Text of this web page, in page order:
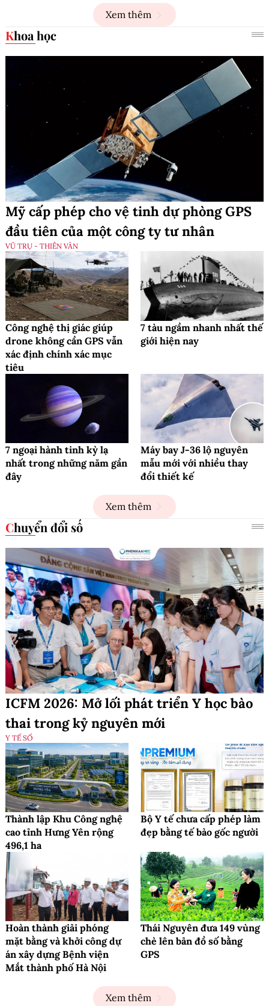
Xem thêm
Khoa học
Mỹ cấp phép cho vệ tinh dự phòng GPS
đầu tiên của một công ty tư nhân
VŨ TRỤ - THIÊN VĂN
Công nghệ thị giác giúp
drone không cần GPS vẫn
xác định chính xác mục
tiêu
7 tàu ngầm nhanh nhất thế
giới hiện nay
7 ngoại hành tinh kỳ lạ
nhất trong những năm gần
đây
Máy bay J-36 lộ nguyên
mẫu mới với nhiều thay
đổi thiết kế
Xem thêm
Chuyển đổi số
ICFM 2026: Mở lối phát triển Y học bào
thai trong kỷ nguyên mới
Y TẾ SỐ
Thành lập Khu Công nghệ
cao tỉnh Hưng Yên rộng
496,1 ha
Bộ Y tế chưa cấp phép làm
đẹp bằng tế bào gốc người
Hoàn thành giải phóng
mặt bằng và khởi công dự
án xây dựng Bệnh viện
Mắt thành phố Hà Nội
Thái Nguyên đưa 149 vùng
chè lên bản đồ số bằng
GPS
Xem thêm